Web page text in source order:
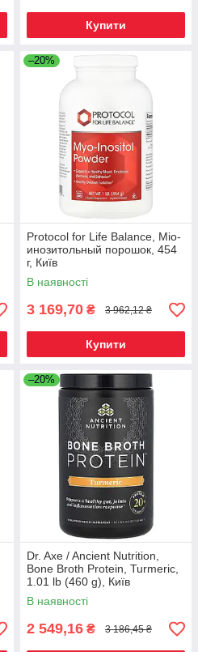
Купити
–20%
Protocol for Life Balance, Міо-
инозитольный порошок, 454
г, Київ
В наявності
3 169,70 ₴ 3 962,12 ₴
Купити
–20%
Dr. Axe / Ancient Nutrition,
Bone Broth Protein, Turmeric,
1.01 lb (460 g), Київ
В наявності
2 549,16 ₴ 3 186,45 ₴